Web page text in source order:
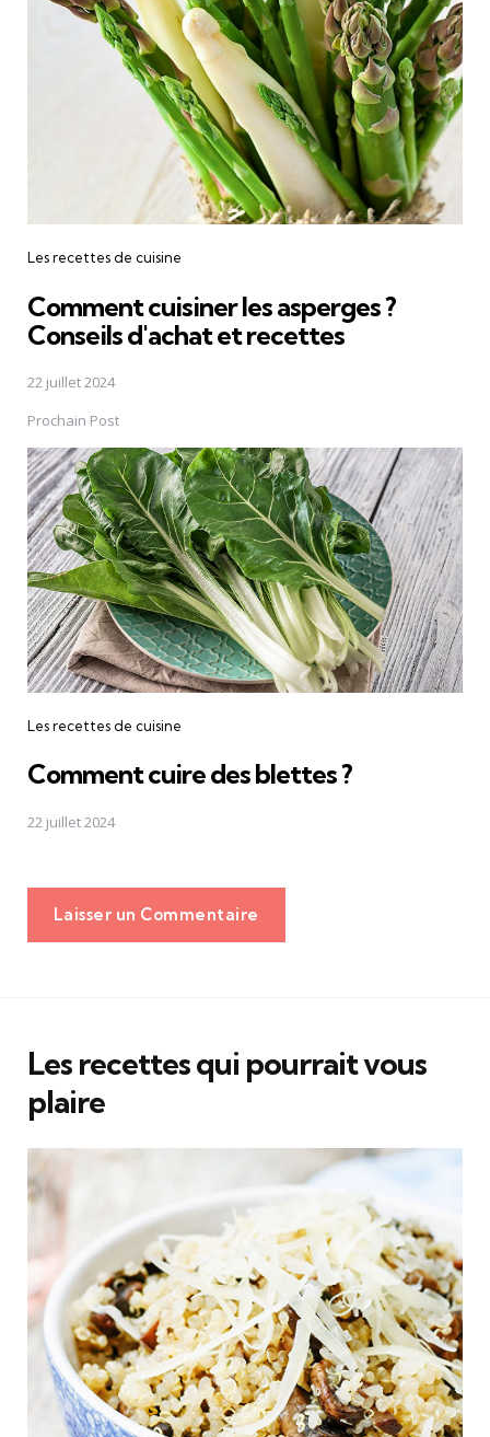
Les recettes de cuisine
Comment cuisiner les asperges ?
Conseils d'achat et recettes
22 juillet 2024
Prochain Post
Les recettes de cuisine
Comment cuire des blettes ?
22 juillet 2024
Laisser un Commentaire
Les recettes qui pourrait vous
plaire